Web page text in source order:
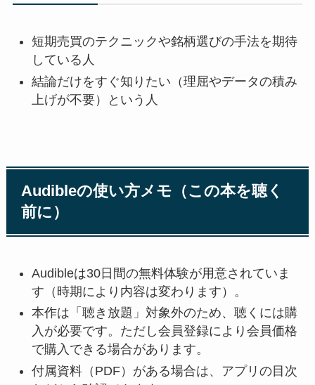
短期売買のテクニックや銘柄選びの手法を期待
している人
結論だけをすぐ知りたい（理屈やデータの積み
上げが不要）という人
Audibleの使い方メモ（この本を聴く
前に）
Audibleは30日間の無料体験が用意されていま
す（時期により内容は変わります）。
本作は「聴き放題」対象外のため、聴くには購
入が必要です。ただし会員登録により会員価格
で購入できる場合があります。
付属資料（PDF）がある場合は、アプリの目次